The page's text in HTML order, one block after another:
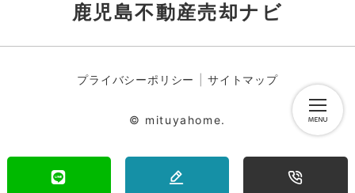
鹿児島不動産売却ナビ
プライバシーポリシー サイトマップ
© mituyahome.